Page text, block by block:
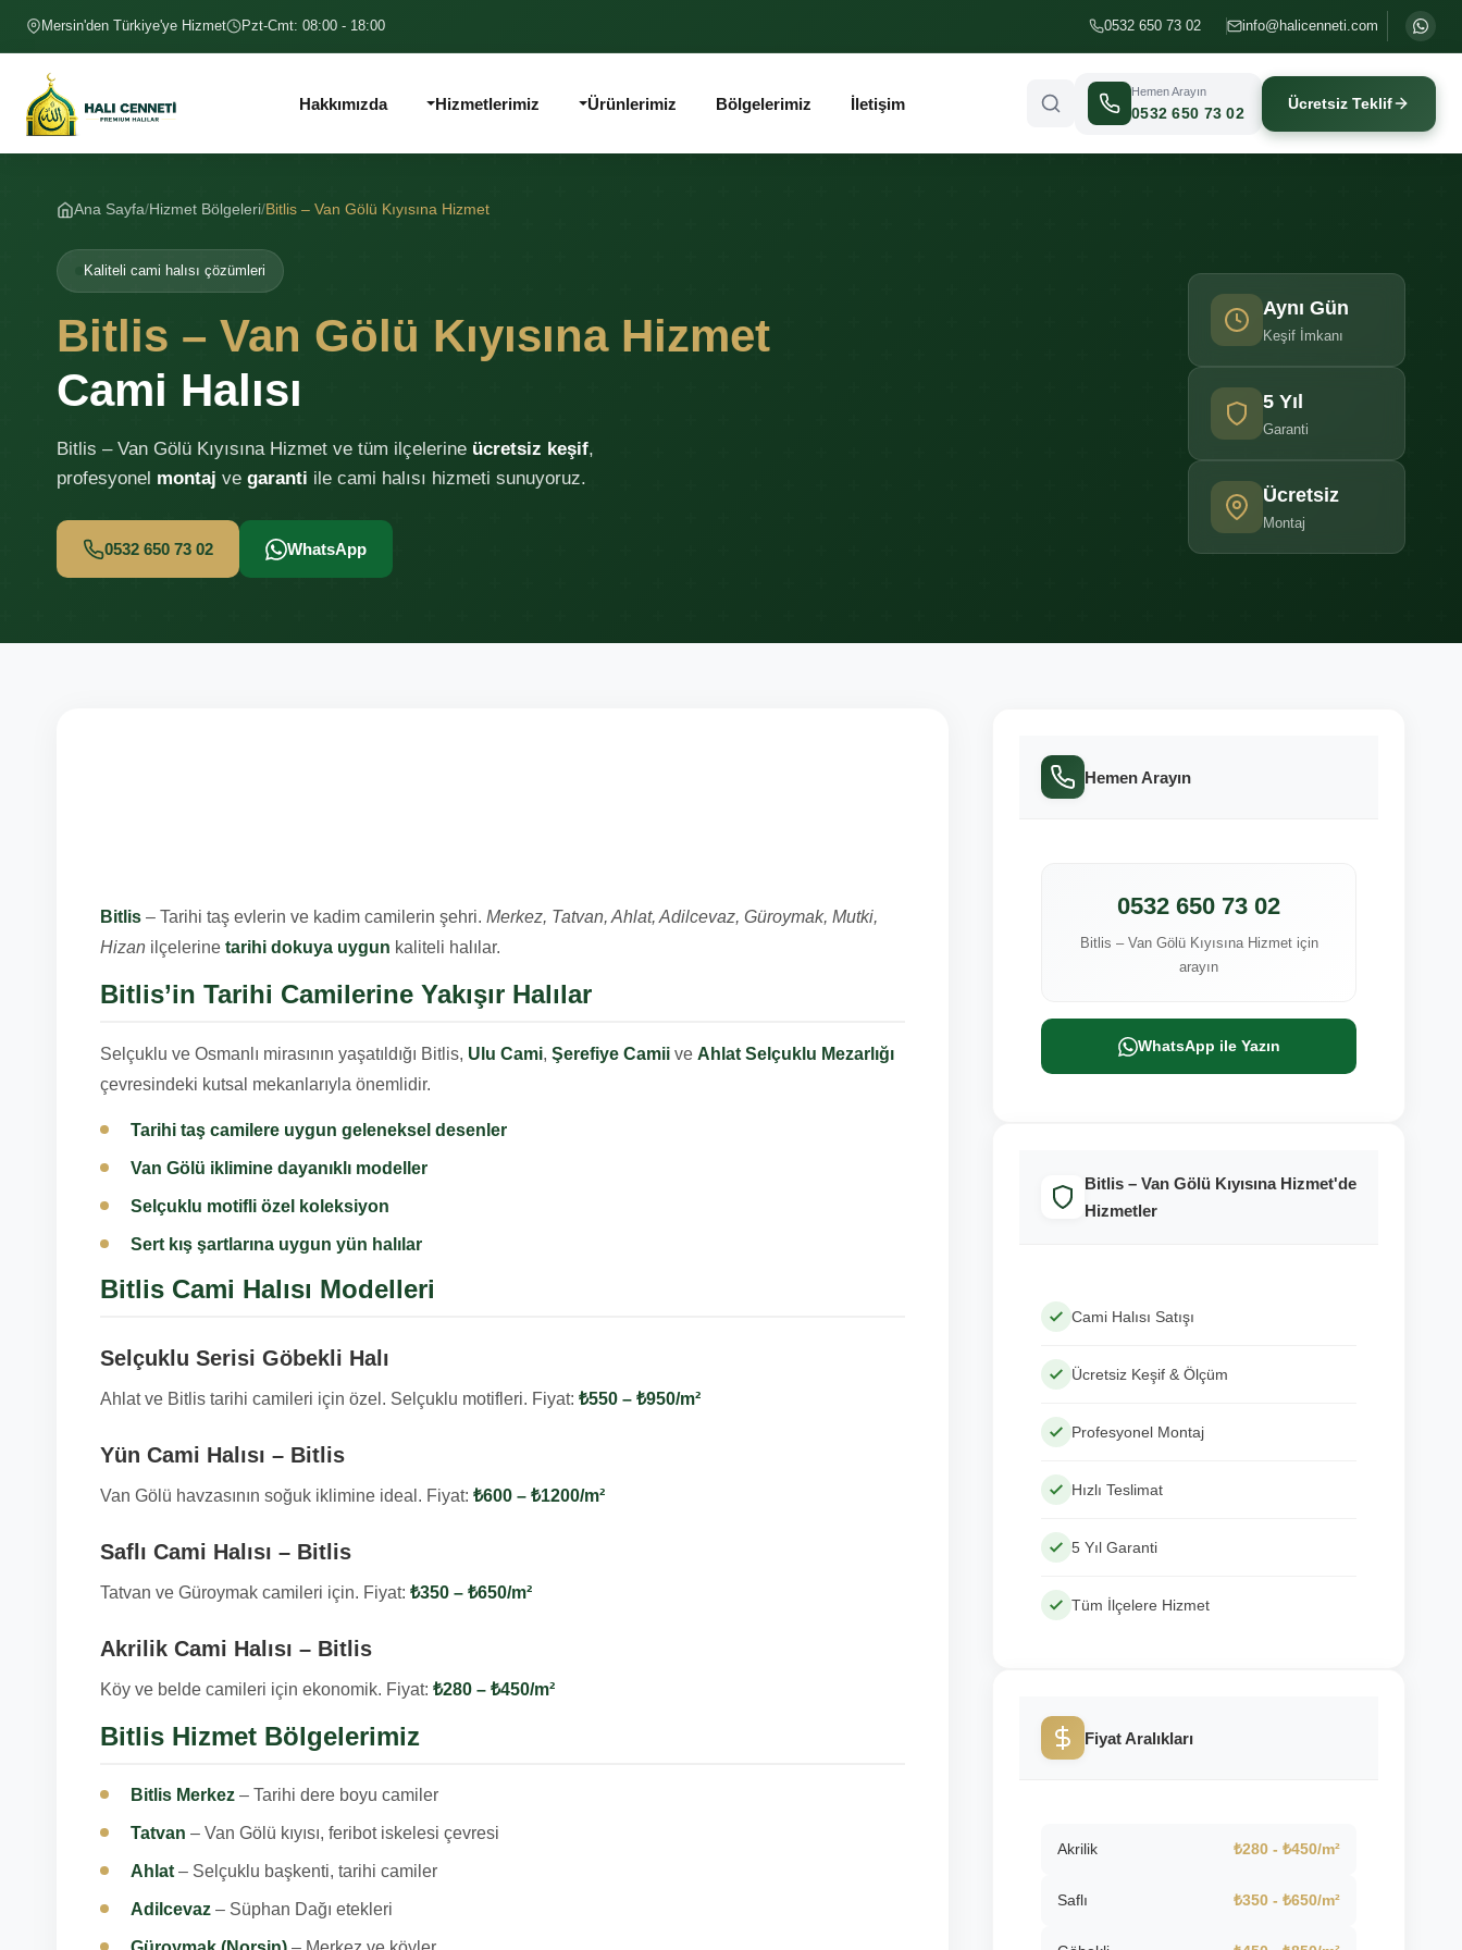
Mersin'den Türkiye'ye Hizmet Pzt-Cmt: 08:00 - 18:00 0532 650 73 02 info@halicenneti.com
Hakkımızda Hizmetlerimiz Ürünlerimiz Bölgelerimiz İletişim
Hemen Arayın
0532 650 73 02
Ücretsiz Teklif
Ana Sayfa Hizmet Bölgeleri Bitlis – Van Gölü Kıyısına Hizmet
Kaliteli cami halısı çözümleri
Bitlis – Van Gölü Kıyısına Hizmet
Cami Halısı
Bitlis – Van Gölü Kıyısına Hizmet ve tüm ilçelerine ücretsiz keşif,
profesyonel montaj ve garanti ile cami halısı hizmeti sunuyoruz.
0532 650 73 02 WhatsApp
Aynı Gün
Keşif İmkanı
5 Yıl
Garanti
Ücretsiz
Montaj
Bitlis – Tarihi taş evlerin ve kadim camilerin şehri. Merkez, Tatvan, Ahlat, Adilcevaz, Güroymak, Mutki,
Hizan ilçelerine tarihi dokuya uygun kaliteli halılar.
Bitlis’in Tarihi Camilerine Yakışır Halılar
Selçuklu ve Osmanlı mirasının yaşatıldığı Bitlis, Ulu Cami, Şerefiye Camii ve Ahlat Selçuklu Mezarlığı
çevresindeki kutsal mekanlarıyla önemlidir.
Tarihi taş camilere uygun geleneksel desenler
Van Gölü iklimine dayanıklı modeller
Selçuklu motifli özel koleksiyon
Sert kış şartlarına uygun yün halılar
Bitlis Cami Halısı Modelleri
Selçuklu Serisi Göbekli Halı
Ahlat ve Bitlis tarihi camileri için özel. Selçuklu motifleri. Fiyat: ₺550 – ₺950/m²
Yün Cami Halısı – Bitlis
Van Gölü havzasının soğuk iklimine ideal. Fiyat: ₺600 – ₺1200/m²
Saflı Cami Halısı – Bitlis
Tatvan ve Güroymak camileri için. Fiyat: ₺350 – ₺650/m²
Akrilik Cami Halısı – Bitlis
Köy ve belde camileri için ekonomik. Fiyat: ₺280 – ₺450/m²
Bitlis Hizmet Bölgelerimiz
Bitlis Merkez – Tarihi dere boyu camiler
Tatvan – Van Gölü kıyısı, feribot iskelesi çevresi
Ahlat – Selçuklu başkenti, tarihi camiler
Adilcevaz – Süphan Dağı etekleri
Hemen Arayın
0532 650 73 02
Bitlis – Van Gölü Kıyısına Hizmet için
arayın
WhatsApp ile Yazın
Bitlis – Van Gölü Kıyısına Hizmet'de
Hizmetler
Cami Halısı Satışı
Ücretsiz Keşif & Ölçüm
Profesyonel Montaj
Hızlı Teslimat
5 Yıl Garanti
Tüm İlçelere Hizmet
Fiyat Aralıkları
Akrilik ₺280 - ₺450/m²
Saflı ₺350 - ₺650/m²